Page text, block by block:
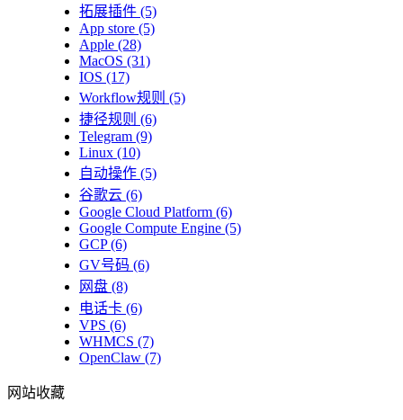
拓展插件 (5)
App store (5)
Apple (28)
MacOS (31)
IOS (17)
Workflow规则 (5)
捷径规则 (6)
Telegram (9)
Linux (10)
自动操作 (5)
谷歌云 (6)
Google Cloud Platform (6)
Google Compute Engine (5)
GCP(6)
GV号码 (6)
网盘 (8)
电话卡 (6)
VPS (6)
WHMCS (7)
OpenClaw (7)
网站收藏